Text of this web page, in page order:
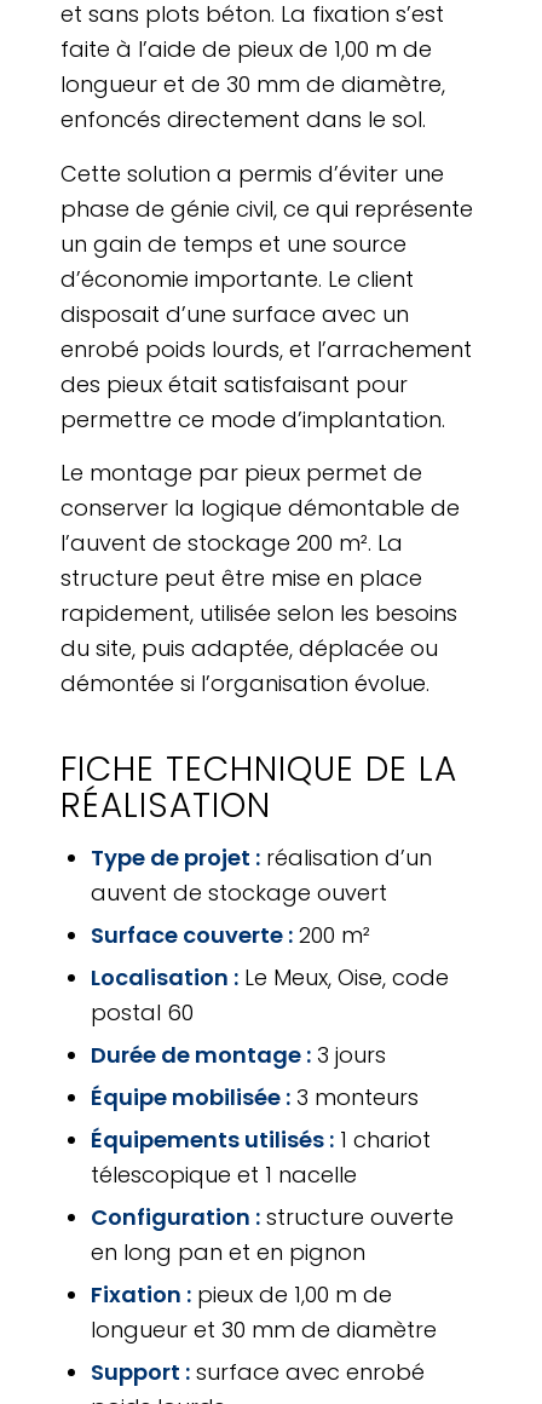
et sans plots béton. La fixation s’est
faite à l’aide de pieux de 1,00 m de
longueur et de 30 mm de diamètre,
enfoncés directement dans le sol.
Cette solution a permis d’éviter une
phase de génie civil, ce qui représente
un gain de temps et une source
d’économie importante. Le client
disposait d’une surface avec un
enrobé poids lourds, et l’arrachement
des pieux était satisfaisant pour
permettre ce mode d’implantation.
Le montage par pieux permet de
conserver la logique démontable de
l’auvent de stockage 200 m². La
structure peut être mise en place
rapidement, utilisée selon les besoins
du site, puis adaptée, déplacée ou
démontée si l’organisation évolue.
FICHE TECHNIQUE DE LA
RÉALISATION
Type de projet : réalisation d’un
auvent de stockage ouvert
Surface couverte : 200 m²
Localisation : Le Meux, Oise, code
postal 60
Durée de montage : 3 jours
Équipe mobilisée : 3 monteurs
Équipements utilisés : 1 chariot
télescopique et 1 nacelle
Configuration : structure ouverte
en long pan et en pignon
Fixation : pieux de 1,00 m de
longueur et 30 mm de diamètre
Support : surface avec enrobé